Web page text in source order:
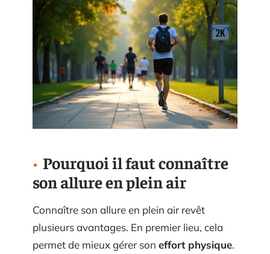
Pourquoi il faut connaître
son allure en plein air
Connaître son allure en plein air revêt
plusieurs avantages. En premier lieu, cela
permet de mieux gérer son effort physique.